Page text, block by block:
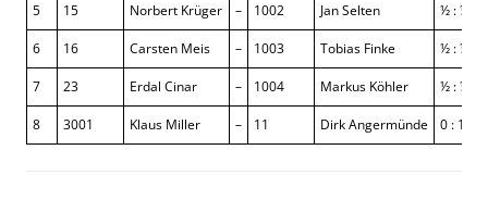
5 15 Norbert Krüger – 1002 Jan Selten ½ : ½
6 16 Carsten Meis – 1003 Tobias Finke ½ : ½
7 23 Erdal Cinar – 1004 Markus Köhler ½ : ½
8 3001 Klaus Miller – 11 Dirk Angermünde 0 : 1